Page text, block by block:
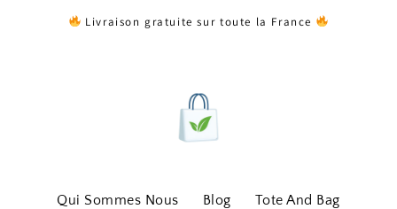
Livraison gratuite sur toute la France
Qui Sommes Nous Blog Tote And Bag